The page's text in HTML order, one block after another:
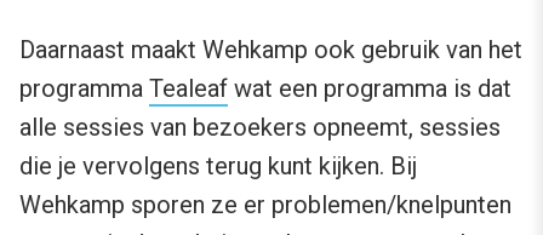
Daarnaast maakt Wehkamp ook gebruik van het
programma Tealeaf wat een programma is dat
alle sessies van bezoekers opneemt, sessies
die je vervolgens terug kunt kijken. Bij
Wehkamp sporen ze er problemen/knelpunten